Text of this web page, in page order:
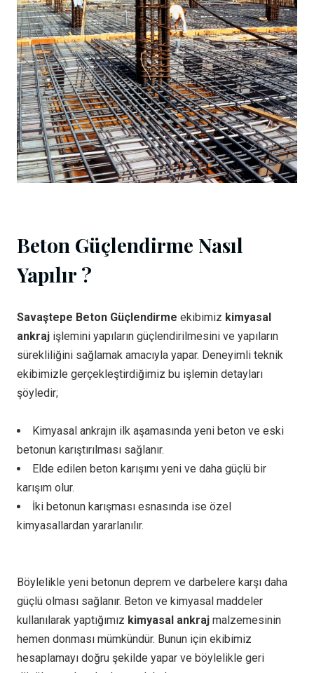
Beton Güçlendirme Nasıl
Yapılır ?
Savaştepe Beton Güçlendirme ekibimiz kimyasal
ankraj işlemini yapıların güçlendirilmesini ve yapıların
sürekliliğini sağlamak amacıyla yapar. Deneyimli teknik
ekibimizle gerçekleştirdiğimiz bu işlemin detayları
şöyledir;
Kimyasal ankrajın ilk aşamasında yeni beton ve eski
betonun karıştırılması sağlanır.
Elde edilen beton karışımı yeni ve daha güçlü bir
karışım olur.
İki betonun karışması esnasında ise özel
kimyasallardan yararlanılır.
Böylelikle yeni betonun deprem ve darbelere karşı daha
güçlü olması sağlanır. Beton ve kimyasal maddeler
kullanılarak yaptığımız kimyasal ankraj malzemesinin
hemen donması mümkündür. Bunun için ekibimiz
hesaplamayı doğru şekilde yapar ve böylelikle geri